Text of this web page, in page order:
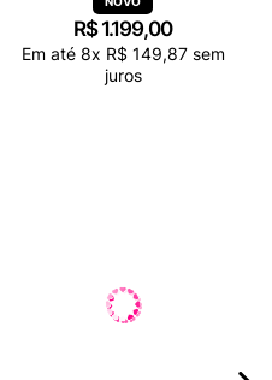
R$ 1.199,00
Em até 8x R$ 149,87sem
juros